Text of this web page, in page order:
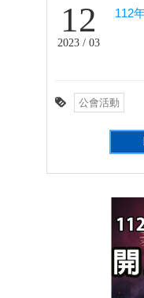
12
2023 / 03
公會活動